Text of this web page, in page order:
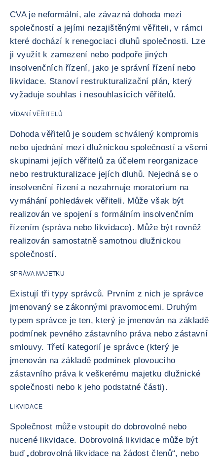
CVA je neformální, ale závazná dohoda mezi
společností a jejími nezajištěnými věřiteli, v rámci
které dochází k renegociaci dluhů společnosti. Lze
ji využít k zamezení nebo podpoře jiných
insolvenčních řízení, jako je správní řízení nebo
likvidace. Stanoví restrukturalizační plán, který
vyžaduje souhlas i nesouhlasících věřitelů.
VÍDANÍ VĚŘITELŮ
Dohoda věřitelů je soudem schválený kompromis
nebo ujednání mezi dlužnickou společností a všemi
skupinami jejích věřitelů za účelem reorganizace
nebo restrukturalizace jejích dluhů. Nejedná se o
insolvenční řízení a nezahrnuje moratorium na
vymáhání pohledávek věřiteli. Může však být
realizován ve spojení s formálním insolvenčním
řízením (správa nebo likvidace). Může být rovněž
realizován samostatně samotnou dlužnickou
společností.
SPRÁVA MAJETKU
Existují tři typy správců. Prvním z nich je správce
jmenovaný se zákonnými pravomocemi. Druhým
typem správce je ten, který je jmenován na základě
podmínek pevného zástavního práva nebo zástavní
smlouvy. Třetí kategorií je správce (který je
jmenován na základě podmínek plovoucího
zástavního práva k veškerému majetku dlužnické
společnosti nebo k jeho podstatné části).
LIKVIDACE
Společnost může vstoupit do dobrovolné nebo
nucené likvidace. Dobrovolná likvidace může být
buď „dobrovolná likvidace na žádost členů“, nebo